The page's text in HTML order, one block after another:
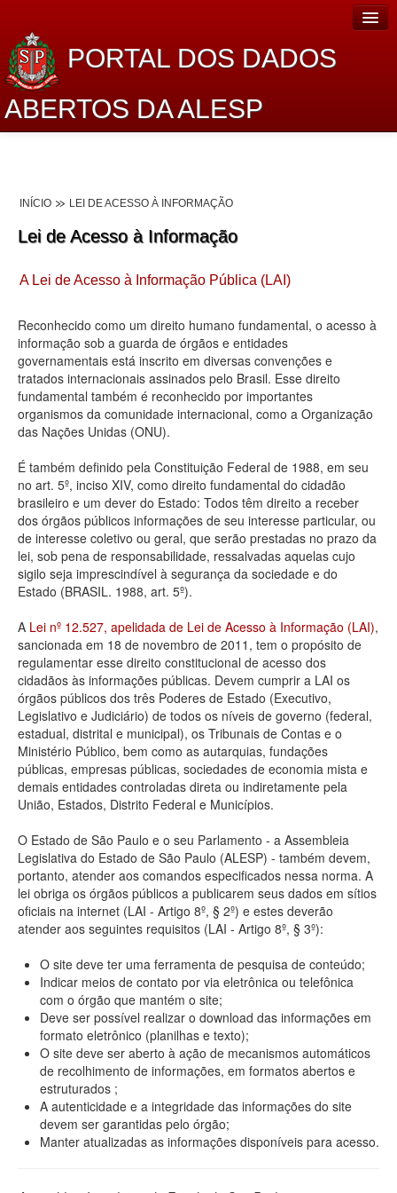
PORTAL DOS DADOS
ABERTOS DA ALESP
Lei de Acesso à Informação
Dados Governamentais Abertos
Planejamento
Catálogo de dados
Processo Legislativo
Deputados Estaduais
Administração
Legislação
Agenda
Perguntas frequentes
Contato
INÍCIO LEI DE ACESSO À INFORMAÇÃO
Lei de Acesso à Informação
A Lei de Acesso à Informação Pública (LAI)
Reconhecido como um direito humano fundamental, o acesso à
informação sob a guarda de órgãos e entidades
governamentais está inscrito em diversas convenções e
tratados internacionais assinados pelo Brasil. Esse direito
fundamental também é reconhecido por importantes
organismos da comunidade internacional, como a Organização
das Nações Unidas (ONU).
É também definido pela Constituição Federal de 1988, em seu
no art. 5º, inciso XIV, como direito fundamental do cidadão
brasileiro e um dever do Estado: Todos têm direito a receber
dos órgãos públicos informações de seu interesse particular, ou
de interesse coletivo ou geral, que serão prestadas no prazo da
lei, sob pena de responsabilidade, ressalvadas aquelas cujo
sigilo seja imprescindível à segurança da sociedade e do
Estado (BRASIL. 1988, art. 5º).
A Lei nº 12.527, apelidada de Lei de Acesso à Informação (LAI),
sancionada em 18 de novembro de 2011, tem o propósito de
regulamentar esse direito constitucional de acesso dos
cidadãos às informações públicas. Devem cumprir a LAI os
órgãos públicos dos três Poderes de Estado (Executivo,
Legislativo e Judiciário) de todos os níveis de governo (federal,
estadual, distrital e municipal), os Tribunais de Contas e o
Ministério Público, bem como as autarquias, fundações
públicas, empresas públicas, sociedades de economia mista e
demais entidades controladas direta ou indiretamente pela
União, Estados, Distrito Federal e Municípios.
O Estado de São Paulo e o seu Parlamento - a Assembleia
Legislativa do Estado de São Paulo (ALESP) - também devem,
portanto, atender aos comandos especificados nessa norma. A
lei obriga os órgãos públicos a publicarem seus dados em sítios
oficiais na internet (LAI - Artigo 8º, § 2º) e estes deverão
atender aos seguintes requisitos (LAI - Artigo 8º, § 3º):
O site deve ter uma ferramenta de pesquisa de conteúdo;
Indicar meios de contato por via eletrônica ou telefônica
com o órgão que mantém o site;
Deve ser possível realizar o download das informações em
formato eletrônico (planilhas e texto);
O site deve ser aberto à ação de mecanismos automáticos
de recolhimento de informações, em formatos abertos e
estruturados ;
A autenticidade e a integridade das informações do site
devem ser garantidas pelo órgão;
Manter atualizadas as informações disponíveis para acesso.